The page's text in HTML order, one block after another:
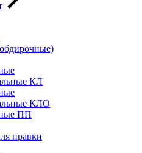
КЛ
КЛО
ПП
правки